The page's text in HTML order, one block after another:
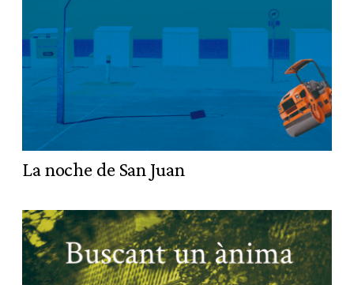
La noche de San Juan